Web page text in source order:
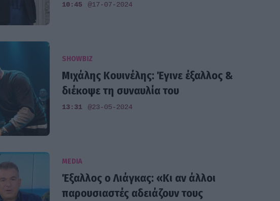
10:45 @17-07-2024
SHOWBIZ
Μιχάλης Κουινέλης: Έγινε έξαλλος &
διέκοψε τη συναυλία του
13:31 @23-05-2024
MEDIA
Έξαλλος ο Λιάγκας: «Κι αν άλλοι
παρουσιαστές αδειάζουν τους